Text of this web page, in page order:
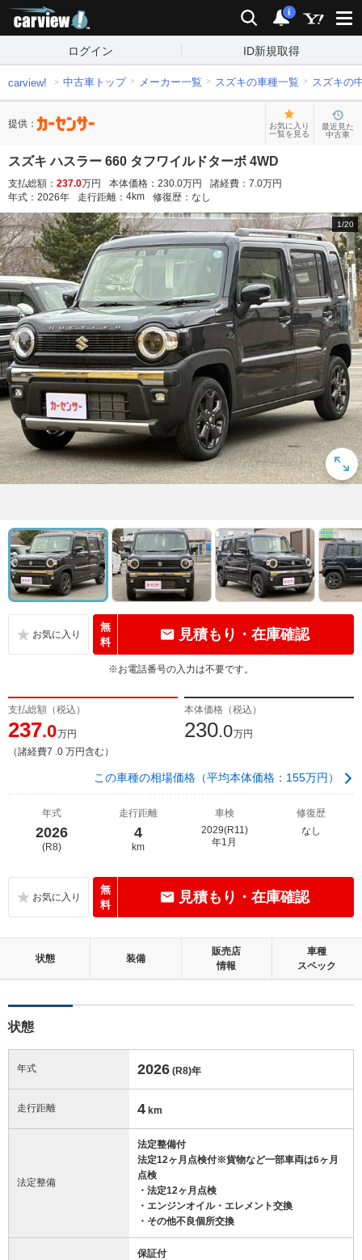
検索 通知
i
ログイン ID新規取得
carview! 中古車トップ メーカー一覧 スズキの車種一覧 スズキの
提供：
お気に入り
一覧を見る
最近見た
中古車
スズキ ハスラー 660 タフワイルドターボ 4WD
支払総額： 237.0万円 本体価格： 230.0万円 諸経費： 7.0万円
年式： 2026年 走行距離： 4km 修復歴： なし
1/20
無
料
見積もり・在庫確認
※お電話番号の入力は不要です。
支払総額（税込）
237.0万円
（諸経費7 .0 万円含む）
本体価格（税込）
230.0万円
この車種の相場価格（平均本体価格：155万円）
年式
2026
(R8)
走行距離
4
km
車検
2029(R11)
年1月
修復歴
なし
無
料
見積もり・在庫確認
状態 装備
販売店
情報
車種
スペック
状態
年式 2026 (R8)年
走行距離 4 km
法定整備
法定整備付
法定12ヶ月点検付※貨物など一部車両は6ヶ月
点検
・法定12ヶ月点検
・エンジンオイル・エレメント交換
・その他不良個所交換
保証付